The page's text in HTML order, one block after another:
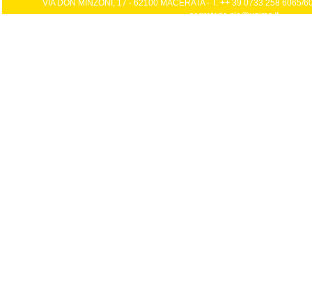
VIA DON MINZONI, 17 - 62100 MACERATA - T. ++ 39 0733 258 6065/
segreteria.cla@unimc.it